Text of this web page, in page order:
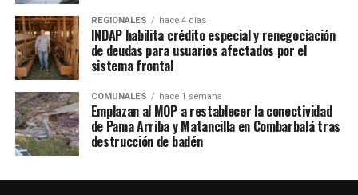
REGIONALES hace 4 días
INDAP habilita crédito especial y renegociación
de deudas para usuarios afectados por el
sistema frontal
COMUNALES hace 1 semana
Emplazan al MOP a restablecer la conectividad
de Pama Arriba y Matancilla en Combarbalá tras
destrucción de badén